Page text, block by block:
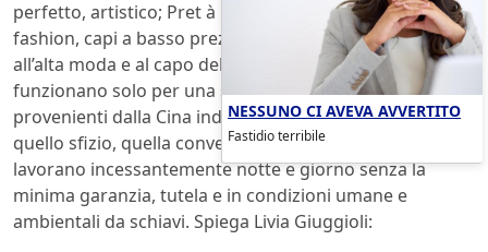
perfetto, artistico; Pret à Porter qualità e design; Fast
fashion, capi a basso prezzo, che strizzano l’occhio
all’alta moda e al capo della collezione ma che
funzionano solo per una stagione. Cappottini a 30 euro
provenienti dalla Cina indossati e gettati via. Dietro
quello sfizio, quella convenienza ci sono mani che
lavorano incessantemente notte e giorno senza la
minima garanzia, tutela e in condizioni umane e
ambientali da schiavi. Spiega Livia Giuggioli:
NESSUNO CI AVEVA AVVERTITO
Fastidio terribile